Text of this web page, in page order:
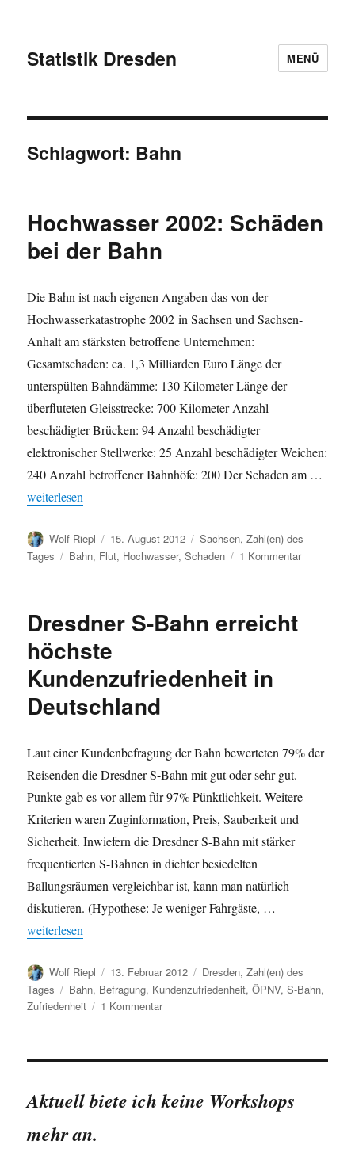
Statistik Dresden MENÜ
Schlagwort: Bahn
Hochwasser 2002: Schäden
bei der Bahn
Die Bahn ist nach eigenen Angaben das von der
Hochwasserkatastrophe 2002 in Sachsen und Sachsen-
Anhalt am stärksten betroffene Unternehmen:
Gesamtschaden: ca. 1,3 Milliarden Euro Länge der
unterspülten Bahndämme: 130 Kilometer Länge der
überfluteten Gleisstrecke: 700 Kilometer Anzahl
beschädigter Brücken: 94 Anzahl beschädigter
elektronischer Stellwerke: 25 Anzahl beschädigter Weichen:
240 Anzahl betroffener Bahnhöfe: 200 Der Schaden am …
„Hochwasser 2002: Schäden bei der Bahn“
weiterlesen
Autor
Wolf Riepl
Veröffentlicht
am
15. August 2012 Kategorien
Sachsen,Zahl(en) des
Tages
Schlagwörter
Bahn, Flut, Hochwasser,Schaden 1 Kommentarzu
Dresdner S-Bahn erreicht
höchste
Kundenzufriedenheit in
Deutschland
Laut einer Kundenbefragung der Bahn bewerteten 79% der
Reisenden die Dresdner S-Bahn mit gut oder sehr gut.
Punkte gab es vor allem für 97% Pünktlichkeit. Weitere
Kriterien waren Zuginformation, Preis, Sauberkeit und
Sicherheit. Inwiefern die Dresdner S-Bahn mit stärker
frequentierten S-Bahnen in dichter besiedelten
Ballungsräumen vergleichbar ist, kann man natürlich
diskutieren. (Hypothese: Je weniger Fahrgäste, …
„Dresdner S-Bahn erreicht höchste Kundenzufriedenheit in
weiterlesen
Autor
Wolf Riepl
Veröffentlicht
am
13. Februar 2012 Kategorien
Dresden,Zahl(en) des
Tages
Schlagwörter
Bahn, Befragung, Kundenzufriedenheit,ÖPNV,S-Bahn,
Zufriedenheit
1 Kommentarzu
Bahn
Kundenzufriedenheit
Aktuell biete ich keine Workshops
mehr an.